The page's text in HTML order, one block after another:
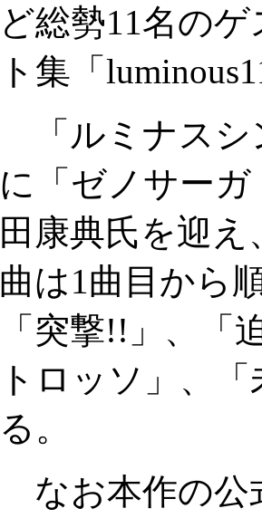
ど総勢11名の
ト集「
「ルミナスシ
に「ゼノサー
田康典氏を迎
曲は1曲目から
「突撃!!」、「
トロッソ」、
る。
なお本作の公